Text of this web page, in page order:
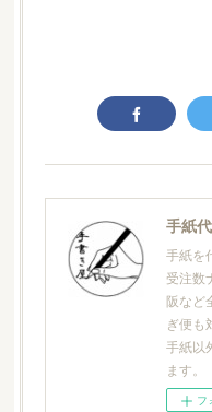
手紙を
受注数
阪など
ぎ便も
手紙以
ます。
フ